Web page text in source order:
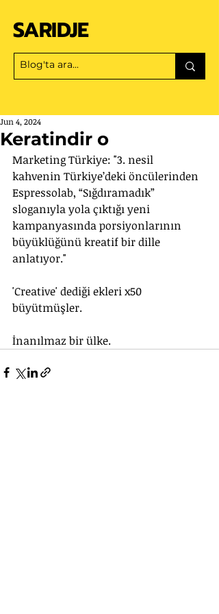
SARIDJE
Keratindir o
Jun 4, 2024
Marketing Türkiye: "3. nesil
kahvenin Türkiye’deki öncülerinden
Espressolab, “Sığdıramadık”
sloganıyla yola çıktığı yeni
kampanyasında porsiyonlarının
büyüklüğünü kreatif bir dille
anlatıyor."
'Creative' dediği ekleri x50
büyütmüşler.
İnanılmaz bir ülke.